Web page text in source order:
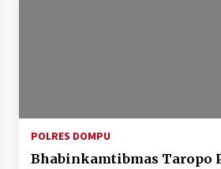
POLRES DOMPU
Bhabinkamtibmas Taropo